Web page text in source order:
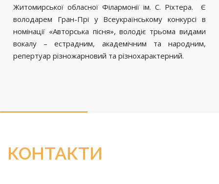
Житомирської обласної Філармонії ім. С. Ріхтера. Є
володарем Гран-Прі у Всеукраїнському конкурсі в
номінації «Авторська пісня», володіє трьома видами
вокалу – естрадним, академічним та народним,
репертуар різножарновий та різнохарактерний.
КОНТАКТИ